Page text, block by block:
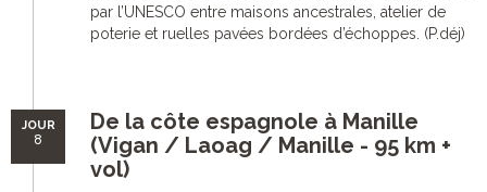
par l’UNESCO entre maisons ancestrales, atelier de
poterie et ruelles pavées bordées d’échoppes. (P.déj)
JOUR
8
De la côte espagnole à Manille
(Vigan / Laoag / Manille - 95 km +
vol)